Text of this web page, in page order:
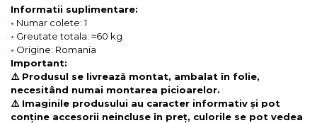
Informatii suplimentare:
• Numar colete: 1
• Greutate totala: ≈60 kg
• Origine: Romania
Important:
⚠️ Produsul se livrează montat, ambalat în folie,
necesitând numai montarea picioarelor.
⚠️ Imaginile produsului au caracter informativ și pot
conține accesorii neincluse în preț, culorile se pot vedea